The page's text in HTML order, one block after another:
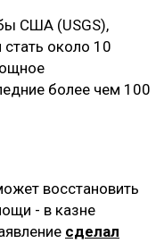
США (USGS),
около 10
более чем 100
восстановить
- в казне
сделал